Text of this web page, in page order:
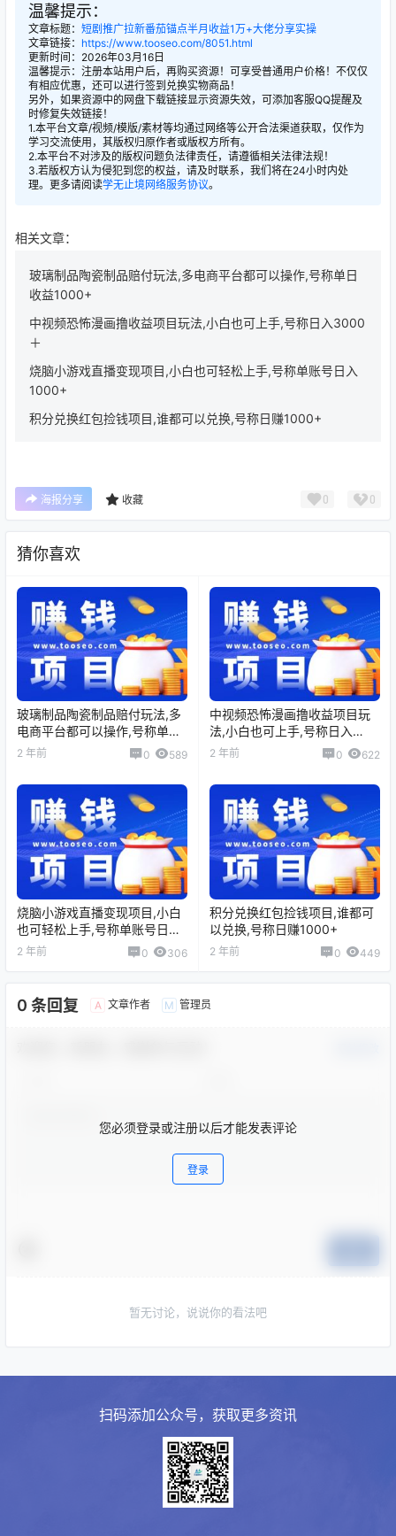
温馨提示：
文章标题： 短剧推广拉新番茄锚点半月收益1万+大佬分享实操
文章链接： https://www.tooseo.com/8051.html
更新时间：2026年03月16日
温馨提示：注册本站用户后，再购买资源！可享受普通用户价格！不仅仅
有相应优惠，还可以进行签到兑换实物商品！
另外，如果资源中的网盘下载链接显示资源失效，可添加客服QQ提醒及
时修复失效链接！
1.本平台文章/视频/模版/素材等均通过网络等公开合法渠道获取，仅作为
学习交流使用，其版权归原作者或版权方所有。
2.本平台不对涉及的版权问题负法律责任，请遵循相关法律法规！
3.若版权方认为侵犯到您的权益，请及时联系，我们将在24小时内处
理。更多请阅读学无止境网络服务协议。
相关文章：
玻璃制品陶瓷制品赔付玩法,多电商平台都可以操作,号称单日
收益1000+
中视频恐怖漫画撸收益项目玩法,小白也可上手,号称日入3000
＋
烧脑小游戏直播变现项目,小白也可轻松上手,号称单账号日入
1000+
积分兑换红包捡钱项目,谁都可以兑换,号称日赚1000+
海报分享 收藏 0 0
猜你喜欢
玻璃制品陶瓷制品赔付玩法,多
电商平台都可以操作,号称单日
收益1000+
2 年前 0 589
中视频恐怖漫画撸收益项目玩
法,小白也可上手,号称日入
3000＋
2 年前 0 622
烧脑小游戏直播变现项目,小白
也可轻松上手,号称单账号日入
1000+
2 年前 0 306
积分兑换红包捡钱项目,谁都可
以兑换,号称日赚1000+
2 年前 0 449
0 条回复 A 文章作者 M 管理员
您必须登录或注册以后才能发表评论
登录
暂无讨论，说说你的看法吧
扫码添加公众号，获取更多资讯